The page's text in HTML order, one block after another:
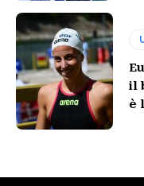
il
è